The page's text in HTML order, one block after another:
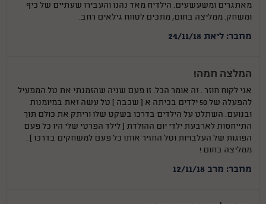
מאתגרים ומשעשעים. הילדיח מאד נהנו והעבירו שעתיים של כיף
ומשחק. ממליצה בחום, מתכים לטווח גילאים רחב.
מחבר: ליאת 24/11/18
המלצה חמה!
אני לקוח חוזר . זה אומר הכל. זו פעם שניה שהזמנתי את טל המפעיל
להפעלה של 50 ילדים בכיתה א ( שכבה ) טל עשה זאת במיומנות
ובנועם. השתלט על הילדים בדרכו בשקט שלו וריתק את כולם תוך
התייחסות לארבעת ילדי יום ההולדת ( לילד הפרטי שלי היו כל פעם
הפוגות של העלבויות וטל החזיר אותו כל פעם למשחקים בדרכו ) .
ממליצה בחום !
מחבר: מרב 12/11/18